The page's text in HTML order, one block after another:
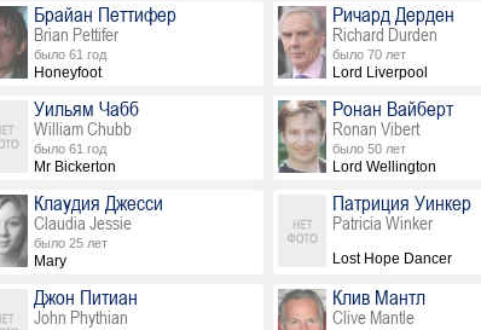
Брайан Петтифер
Brian Pettifer
было 61 год
Honeyfoot
Ричард Дерден
Richard Durden
было 70 лет
Lord Liverpool
Уильям Чабб
William Chubb
было 61 год
Mr Bickerton
Ронан Вайберт
Ronan Vibert
было 50 лет
Lord Wellington
Клаудия Джесси
Claudia Jessie
было 25 лет
Mary
Патриция Уинкер
Patricia Winker
Lost Hope Dancer
Джон Питиан
John Phythian
Клив Мантл
Clive Mantle